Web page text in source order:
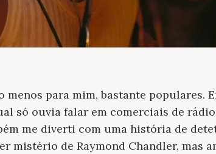
menos para mim, bastante populares.
só ouvia falar em comerciais de
me diverti com uma história de
mistério de Raymond Chandler, mas